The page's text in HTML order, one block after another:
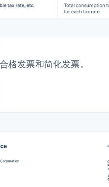
格发票和简化发票。